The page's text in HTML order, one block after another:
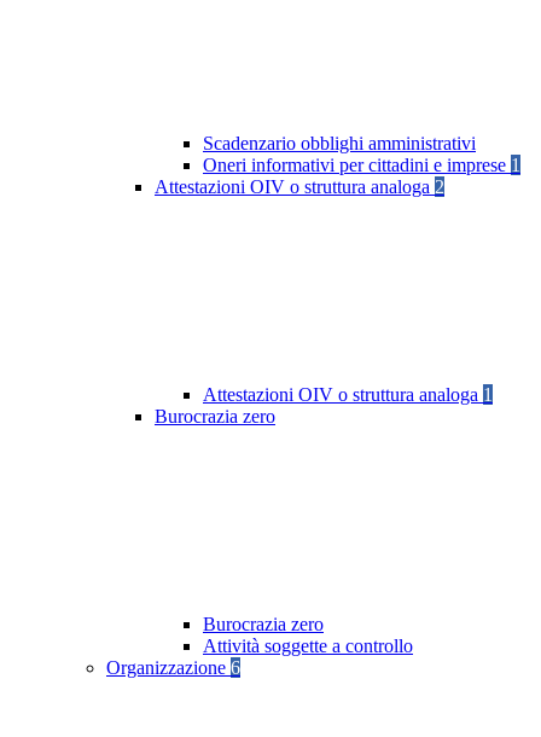
Scadenzario obblighi amministrativi
Oneri informativi per cittadini e imprese 1
Attestazioni OIV o struttura analoga 2
Attestazioni OIV o struttura analoga 1
Burocrazia zero
Burocrazia zero
Attività soggette a controllo
Organizzazione 6